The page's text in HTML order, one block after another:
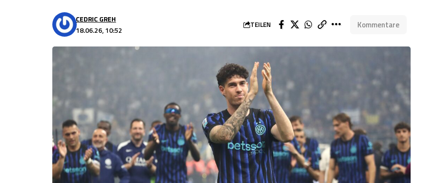
18.06.26, 10:52
CEDRIC GREH
TEILEN Kommentare